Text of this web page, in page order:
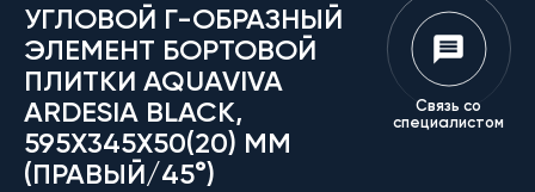
УГЛОВОЙ Г-ОБРАЗНЫЙ
ЭЛЕМЕНТ БОРТОВОЙ
ПЛИТКИ AQUAVIVA
ARDESIA BLACK,
595X345X50(20) ММ
(ПРАВЫЙ/45°)
Связь со
специалистом